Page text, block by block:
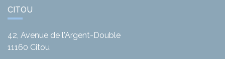
CITOU
42, Avenue de l'Argent-Double
11160 Citou